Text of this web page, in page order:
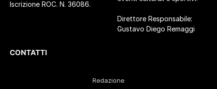
Iscrizione ROC. N. 36086.
Direttore Responsabile:
Gustavo Diego Remaggi
CONTATTI
Redazione